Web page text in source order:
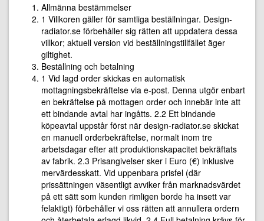
Allmänna bestämmelser
1 Villkoren gäller för samtliga beställningar. Design-
radiator.se förbehåller sig rätten att uppdatera dessa
villkor; aktuell version vid beställningstillfället äger
giltighet.
Beställning och betalning
1 Vid lagd order skickas en automatisk
mottagningsbekräftelse via e-post. Denna utgör enbart
en bekräftelse på mottagen order och innebär inte att
ett bindande avtal har ingåtts. 2.2 Ett bindande
köpeavtal uppstår först när design-radiator.se skickat
en manuell orderbekräftelse, normalt inom tre
arbetsdagar efter att produktionskapacitet bekräftats
av fabrik. 2.3 Prisangivelser sker i Euro (€) inklusive
mervärdesskatt. Vid uppenbara prisfel (där
prissättningen väsentligt avviker från marknadsvärdet
på ett sätt som kunden rimligen borde ha insett var
felaktigt) förbehåller vi oss rätten att annullera ordern